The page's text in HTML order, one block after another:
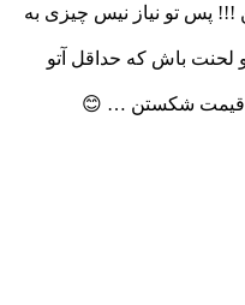
پس تو نیاز نیس چیزی به
باش که حداقل آتو
قیمت شکستن … 😊